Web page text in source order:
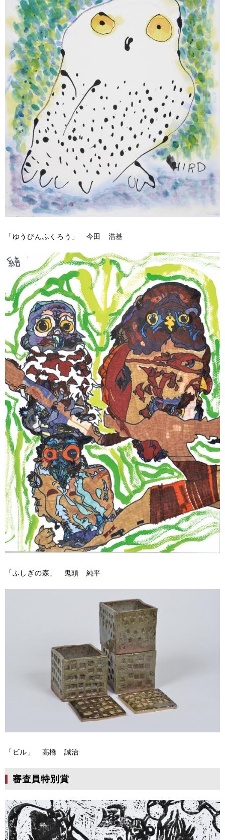
「ゆうびんふくろう」 今田 浩基
「ふしぎの森」 鬼頭 純平
「ビル」 高橋 誠治
審査員特別賞